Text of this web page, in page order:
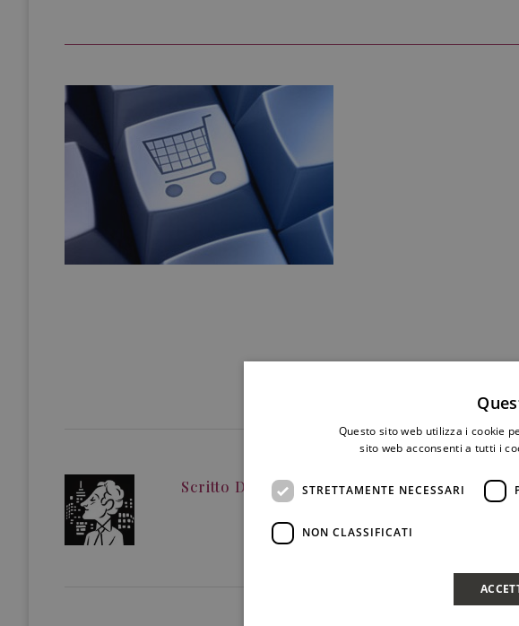
Scritto Da Redazione
Questo sito web utilizza i cookie
sito web acconsenti a tutti i
STRETTAMENTE NECESSARI
NON CLASSIFICATI